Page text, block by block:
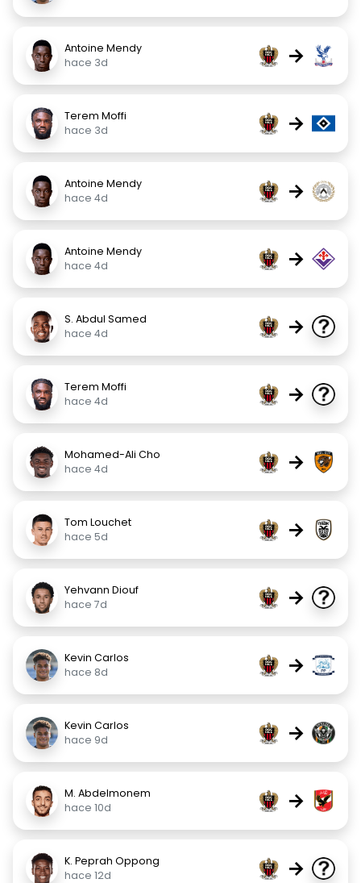
Antoine Mendy
hace 3d
→
Terem Moffi
hace 3d
→
Antoine Mendy
hace 4d
→
Antoine Mendy
hace 4d
→
S. Abdul Samed
hace 4d
→
Terem Moffi
hace 4d
→
Mohamed-Ali Cho
hace 4d
→
Tom Louchet
hace 5d
→
Yehvann Diouf
hace 7d
→
Kevin Carlos
hace 8d
→
Kevin Carlos
hace 9d
→
M. Abdelmonem
hace 10d
→
K. Peprah Oppong
hace 12d
→